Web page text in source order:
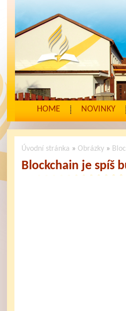
HOME NOVINKY
Úvodní stránka » Obrázky »
Blockchain je spíš